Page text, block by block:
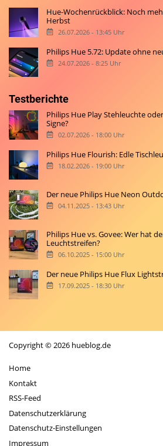
Hue-Wochenrückblick: Noch
Herbst
26.07.2026 - 13:45 Uhr
Philips Hue 5.72: Update ohne
24.07.2026 - 8:25 Uhr
Testberichte
Philips Hue Play Stehleuchte
Signe?
02.07.2026 - 18:00 Uhr
Philips Hue Flourish: Edle
18.02.2026 - 19:00 Uhr
Der neue Philips Hue Neon
04.11.2025 - 13:43 Uhr
Philips Hue vs. Govee: Wer hat
Leuchtstreifen?
06.10.2025 - 15:00 Uhr
Der neue Philips Hue Flux
17.09.2025 - 18:30 Uhr
Copyright © 2026 hueblog.de
Home
Kontakt
RSS-Feed
Datenschutzerklärung
Datenschutz-Einstellungen
Impressum